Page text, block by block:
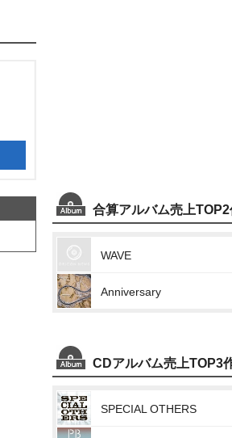
合算アルバム売上
WAVE
Anniversary
CDアルバム売上TOP3
SPECIAL OTHERS